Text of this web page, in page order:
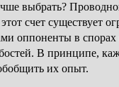
выбрать?
счет существует
оппоненты в спорах
В принципе,
их опыт.